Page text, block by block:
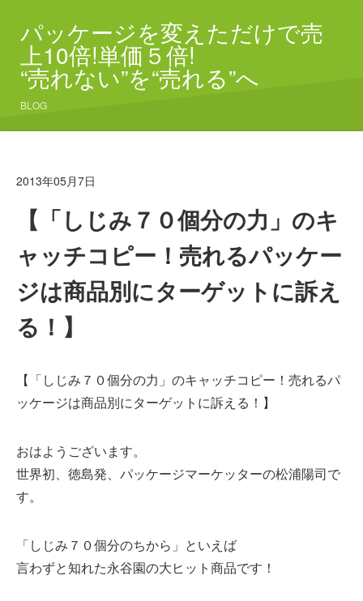
パッケージを変えただけで売
上10倍!単価５倍!
“売れない”を“売れる”へ
BLOG
2013年05月7日
【「しじみ７０個分の力」のキ
ャッチコピー！売れるパッケー
ジは商品別にターゲットに訴え
る！】
【「しじみ７０個分の力」のキャッチコピー！売れるパ
ッケージは商品別にターゲットに訴える！】
おはようございます。
世界初、徳島発、パッケージマーケッターの松浦陽司で
す。
「しじみ７０個分のちから」といえば
言わずと知れた永谷園の大ヒット商品です！